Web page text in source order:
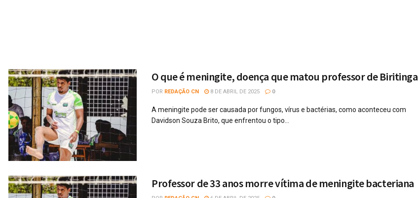
O que é meningite, doença que matou professor de Biritinga
POR REDAÇÃO CN 8 DE ABRIL DE 2025 0
A meningite pode ser causada por fungos, vírus e bactérias, como aconteceu com
Davidson Souza Brito, que enfrentou o tipo...
Professor de 33 anos morre vítima de meningite bacteriana